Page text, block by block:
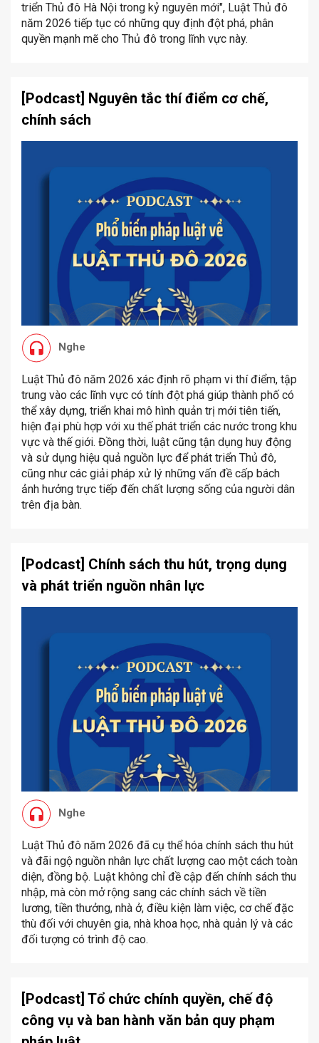
triển Thủ đô Hà Nội trong kỷ nguyên mới", Luật Thủ đô
năm 2026 tiếp tục có những quy định đột phá, phân
quyền mạnh mẽ cho Thủ đô trong lĩnh vực này.
[Podcast] Nguyên tắc thí điểm cơ chế,
chính sách
Nghe
Luật Thủ đô năm 2026 xác định rõ phạm vi thí điểm, tập
trung vào các lĩnh vực có tính đột phá giúp thành phố có
thể xây dựng, triển khai mô hình quản trị mới tiên tiến,
hiện đại phù hợp với xu thế phát triển các nước trong khu
vực và thế giới. Đồng thời, luật cũng tận dụng huy động
và sử dụng hiệu quả nguồn lực để phát triển Thủ đô,
cũng như các giải pháp xử lý những vấn đề cấp bách
ảnh hưởng trực tiếp đến chất lượng sống của người dân
trên địa bàn.
[Podcast] Chính sách thu hút, trọng dụng
và phát triển nguồn nhân lực
Nghe
Luật Thủ đô năm 2026 đã cụ thể hóa chính sách thu hút
và đãi ngộ nguồn nhân lực chất lượng cao một cách toàn
diện, đồng bộ. Luật không chỉ đề cập đến chính sách thu
nhập, mà còn mở rộng sang các chính sách về tiền
lương, tiền thưởng, nhà ở, điều kiện làm việc, cơ chế đặc
thù đối với chuyên gia, nhà khoa học, nhà quản lý và các
đối tượng có trình độ cao.
[Podcast] Tổ chức chính quyền, chế độ
công vụ và ban hành văn bản quy phạm